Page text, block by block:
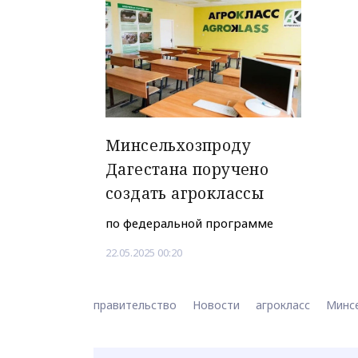
Минсельхозпроду
Дагестана поручено
создать агроклассы
по федеральной программе
22.05.2025 00:20
правительство Новости агрокласс